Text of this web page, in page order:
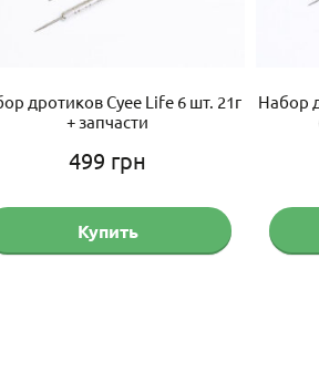
дротиков Cyee Life 6 шт. 21г
+ запчасти
499 грн
Купить
Набор